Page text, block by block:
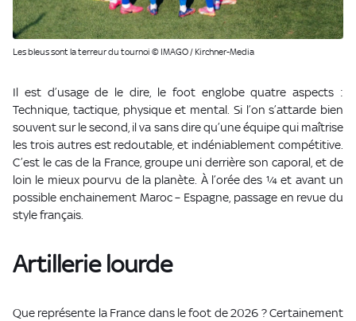
Les bleus sont la terreur du tournoi © IMAGO / Kirchner-Media
Il est d’usage de le dire, le foot englobe quatre aspects :
Technique, tactique, physique et mental. Si l’on s’attarde bien
souvent sur le second, il va sans dire qu’une équipe qui maîtrise
les trois autres est redoutable, et indéniablement compétitive.
C’est le cas de la France, groupe uni derrière son caporal, et de
loin le mieux pourvu de la planète. À l’orée des ¼ et avant un
possible enchainement Maroc – Espagne, passage en revue du
style français.
Artillerie lourde
Que représente la France dans le foot de 2026 ? Certainement